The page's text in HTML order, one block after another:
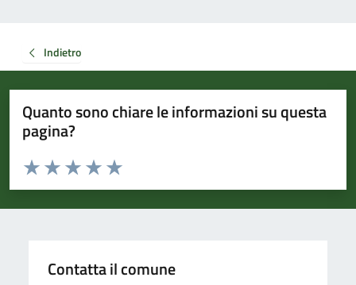
Indietro
Quanto sono chiare le informazioni su questa
pagina?
Valuta da 1 a 5 stelle la pagina
Valuta 5 stelle su 5
Valuta 4 stelle su 5
Valuta 3 stelle su 5
Valuta 2 stelle su 5
Valuta 1 stelle su 5
Contatta il comune